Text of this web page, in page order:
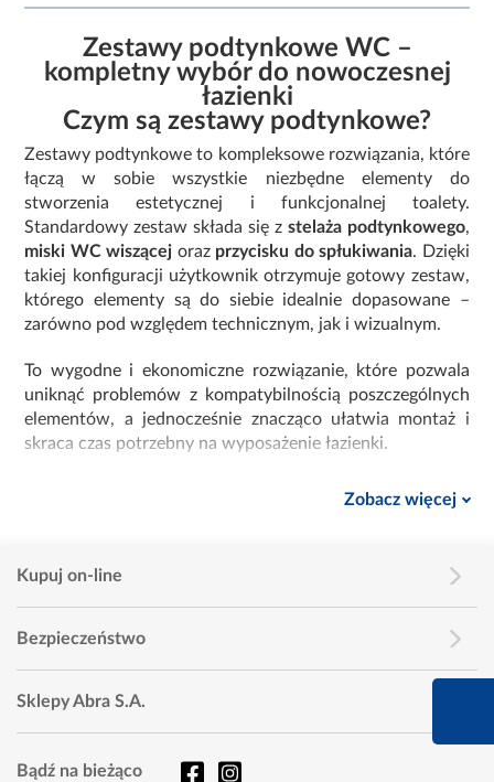
Zestawy podtynkowe WC –
kompletny wybór do nowoczesnej
łazienki
Czym są zestawy podtynkowe?
Zestawy podtynkowe to kompleksowe rozwiązania, które
łączą w sobie wszystkie niezbędne elementy do
stworzenia estetycznej i funkcjonalnej toalety.
Standardowy zestaw składa się z stelaża podtynkowego,
miski WC wiszącej oraz przycisku do spłukiwania. Dzięki
takiej konfiguracji użytkownik otrzymuje gotowy zestaw,
którego elementy są do siebie idealnie dopasowane –
zarówno pod względem technicznym, jak i wizualnym.
To wygodne i ekonomiczne rozwiązanie, które pozwala
uniknąć problemów z kompatybilnością poszczególnych
elementów, a jednocześnie znacząco ułatwia montaż i
skraca czas potrzebny na wyposażenie łazienki.
Dlaczego warto wybrać zestaw podtynkowy
pieniędzy i gwarancja dopasowania. Wybierając
niezajmujących się na co dzień instalacjami sanitarnymi
bywa sporym wyzwaniem.
Zalety wyboru zestawu podtynkowego:
wszystkie elementy są kompatybilne i pasują do
Zobacz więcej
Kupuj on-line
Bezpieczeństwo
Sklepy Abra S.A.
Bądź na bieżąco